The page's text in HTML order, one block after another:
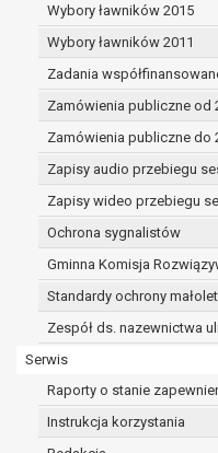
Wybory ławników 2015
Wybory ławników 2011
Zadania
Zamówienia publiczne od
Zamówienia publiczne do
Zapisy audio przebiegu
Zapisy wideo przebiegu
Ochrona sygnalistów
Gminna Komisja
Standardy ochrony
Zespół ds. nazewnictwa
Serwis
Raporty o stanie
Instrukcja korzystania
prawo do
podstawie
osoba,
z
której